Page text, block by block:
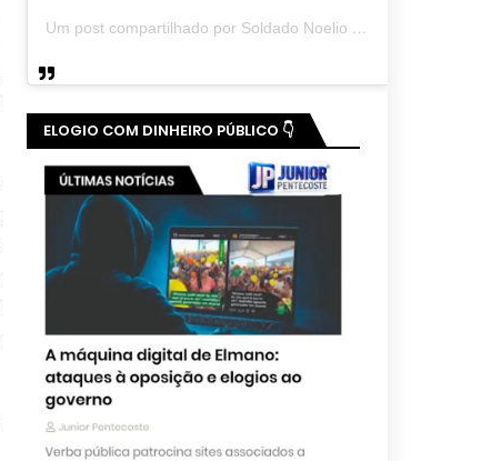
Um post compartilhado por Soldado Noelio (@soldadonoelio)
ELOGIO COM DINHEIRO PÚBLICO 👇